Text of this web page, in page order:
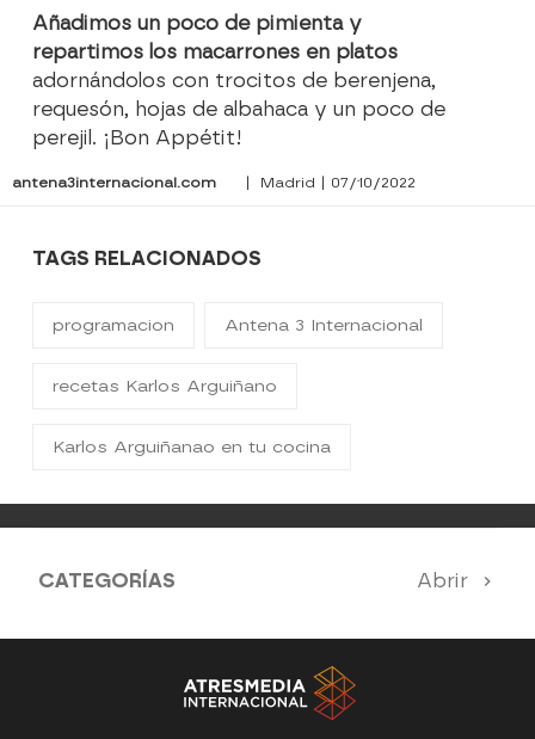
Añadimos un poco de pimienta y
repartimos los macarrones en platos
adornándolos con trocitos de berenjena,
requesón, hojas de albahaca y un poco de
perejil. ¡Bon Appétit!
antena3internacional.com | Madrid | 07/10/2022
TAGS RELACIONADOS
programacion Antena 3 Internacional
recetas Karlos Arguiñano
Karlos Arguiñanao en tu cocina
CATEGORÍAS Abrir
Antena 3 Noticias El Hormiguero
Tu cara me suena Pasapalabra